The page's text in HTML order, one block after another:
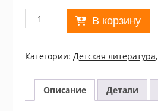
Количество
товара
Богучаров.
Донські
альбатроси
В корзину
Категории: Детская литература,
Описание Детали